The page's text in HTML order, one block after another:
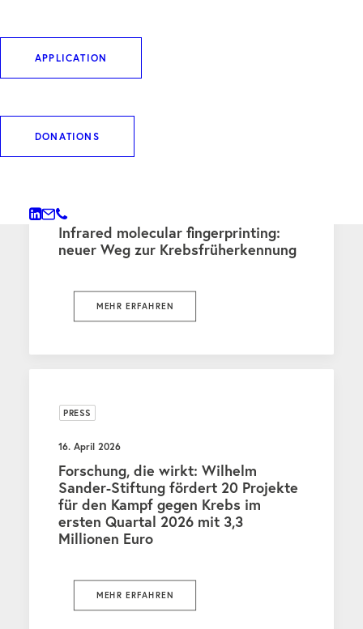
APPLICATION
DONATIONS
WEITERE BEITRÄGE
24. April 2026
Infrared molecular fingerprinting:
neuer Weg zur Krebsfrüherkennung
MEHR ERFAHREN
PRESS
16. April 2026
Forschung, die wirkt: Wilhelm
Sander-Stiftung fördert 20 Projekte
für den Kampf gegen Krebs im
ersten Quartal 2026 mit 3,3
Millionen Euro
MEHR ERFAHREN